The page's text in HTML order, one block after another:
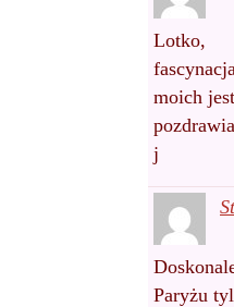
Lotko,
moich
j
Paryżu